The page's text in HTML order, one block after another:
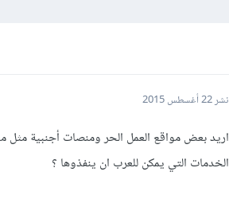
نشر22 أغسطس 2015
اريد بعض مواقع العمل الحر ومنصات أجنبية مثل
الخدمات التي يمكن للعرب ان ينفذوها ؟